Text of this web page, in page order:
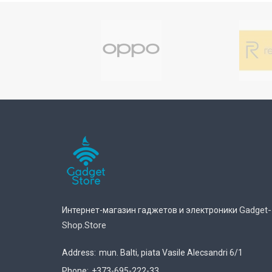
Интернет-магазин гаджетов и электроники Gadget-
Shop.store
Address: mun. Balti, piata Vasile Alecsandri 6/1